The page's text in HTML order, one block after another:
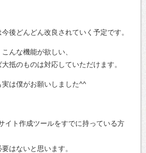
後どんどん改良されていく予定です。
んな機能が欲しい、
抵のものは対応していただけます。
は僕がお願いしました^^
イト作成ツールをすでに持っている方
はないと思います。